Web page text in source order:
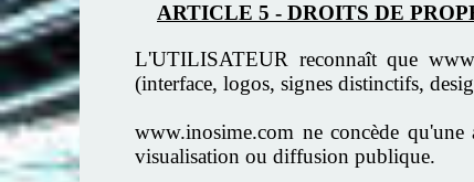
ARTICLE 5 - DROITS DE
L'UTILISATEUR reconnaît que
(interface, logos, signes distinctifs,
www.inosime.com ne concède
visualisation ou diffusion publique.